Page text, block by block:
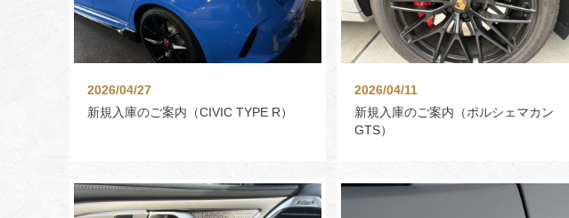
2026/04/27
新規入庫のご案内（CIVIC TYPE R）
2026/04/11
新規入庫のご案内（ポルシェマカン
GTS）